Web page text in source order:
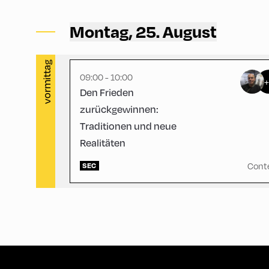
Montag, 25. August
vormittag 09:00 - 10:00
Den Frieden
zurückgewinnen:
Traditionen und neue
Realitäten
SEC